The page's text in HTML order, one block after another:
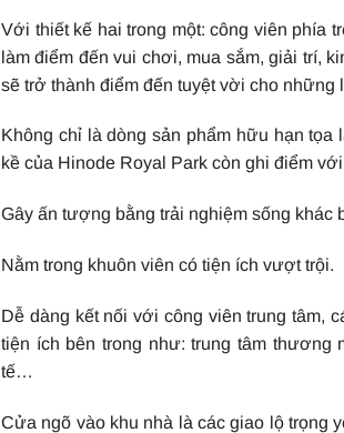
Với thiết kế hai trong một: công viên phía
làm điểm đến vui chơi, mua sắm, giải trí,
sẽ trở thành điểm đến tuyệt vời cho
Không chỉ là dòng sản phẩm hữu hạn tọa
kề của Hinode Royal Park còn ghi điểm
Gây ấn tượng bằng trải nghiệm sống khác
Nằm trong khuôn viên có tiện ích vượt trội.
Dễ dàng kết nối với công viên trung tâm,
tiện ích bên trong như: trung tâm thương
tế…
Cửa ngõ vào khu nhà là các giao lộ trọng